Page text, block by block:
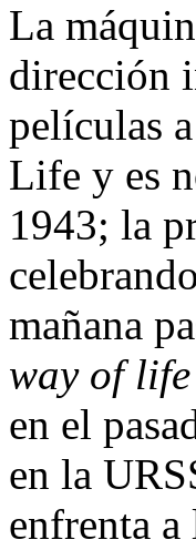
La
dirección
películas
Life y es
1943; la
mañana
way of life
en el
en la
enfrenta